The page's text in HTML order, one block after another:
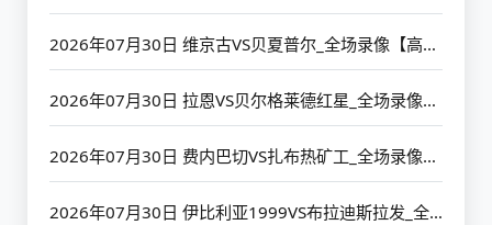
2026年07月30日 维京古VS贝夏普尔_全场录像【高清回放】
2026年07月30日 拉恩VS贝尔格莱德红星_全场录像【高清回放】
2026年07月30日 费内巴切VS扎布热矿工_全场录像【高清回放】
2026年07月30日 伊比利亚1999VS布拉迪斯拉发_全场录像【高清回放】